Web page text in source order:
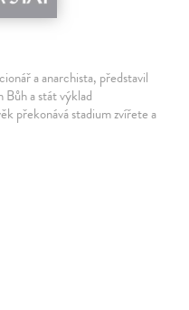
a anarchista, představil
Bůh a stát výklad
překonává stadium zvířete a